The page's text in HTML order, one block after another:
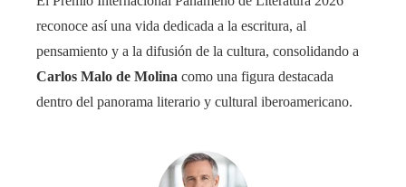
reconoce así una vida dedicada a la escritura, al
pensamiento y a la difusión de la cultura, consolidando a
Carlos Malo de Molina como una figura destacada
dentro del panorama literario y cultural iberoamericano.